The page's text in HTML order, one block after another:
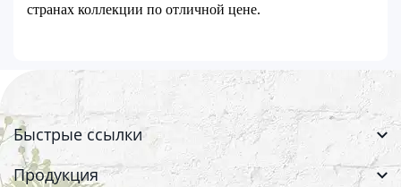
странах коллекции по отличной цене.
Быстрые ссылки
Продукция